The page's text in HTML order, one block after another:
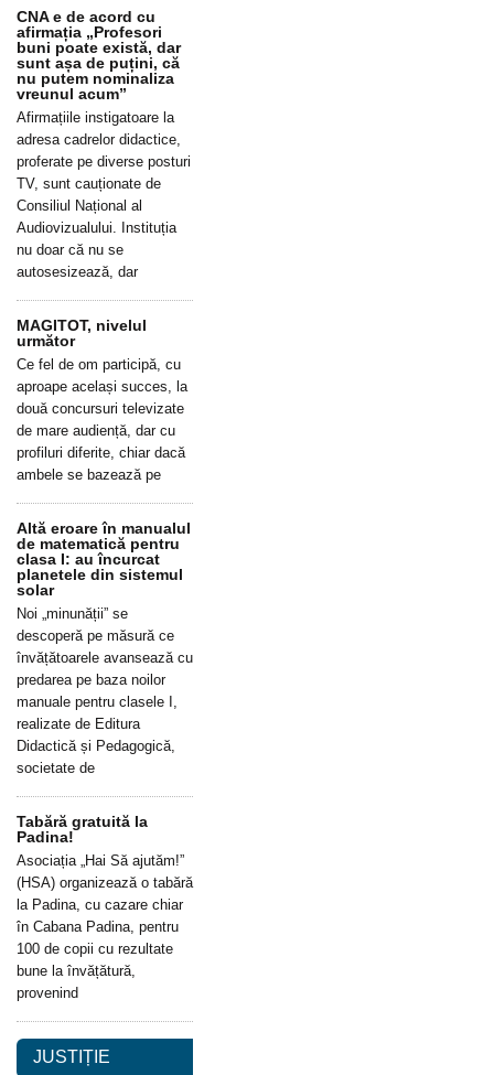
CNA e de acord cu
afirmația „Profesori
buni poate există, dar
sunt așa de puțini, că
nu putem nominaliza
vreunul acum”
Afirmațiile instigatoare la
adresa cadrelor didactice,
proferate pe diverse posturi
TV, sunt cauționate de
Consiliul Național al
Audiovizualului. Instituția
nu doar că nu se
autosesizează, dar
MAGITOT, nivelul
următor
Ce fel de om participă, cu
aproape același succes, la
două concursuri televizate
de mare audiență, dar cu
profiluri diferite, chiar dacă
ambele se bazează pe
Altă eroare în manualul
de matematică pentru
clasa I: au încurcat
planetele din sistemul
solar
Noi „minunății” se
descoperă pe măsură ce
învățătoarele avansează cu
predarea pe baza noilor
manuale pentru clasele I,
realizate de Editura
Didactică și Pedagogică,
societate de
Tabără gratuită la
Padina!
Asociația „Hai Să ajutăm!”
(HSA) organizează o tabără
la Padina, cu cazare chiar
în Cabana Padina, pentru
100 de copii cu rezultate
bune la învățătură,
provenind
JUSTIȚIE